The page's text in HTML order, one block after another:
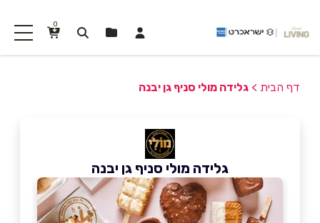
0
דף הבית > גלידה מולי סניף גן יבנה
גלידה מולי סניף גן יבנה